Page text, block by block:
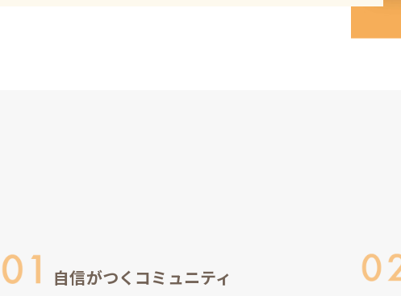
自信がつくコミュニティ